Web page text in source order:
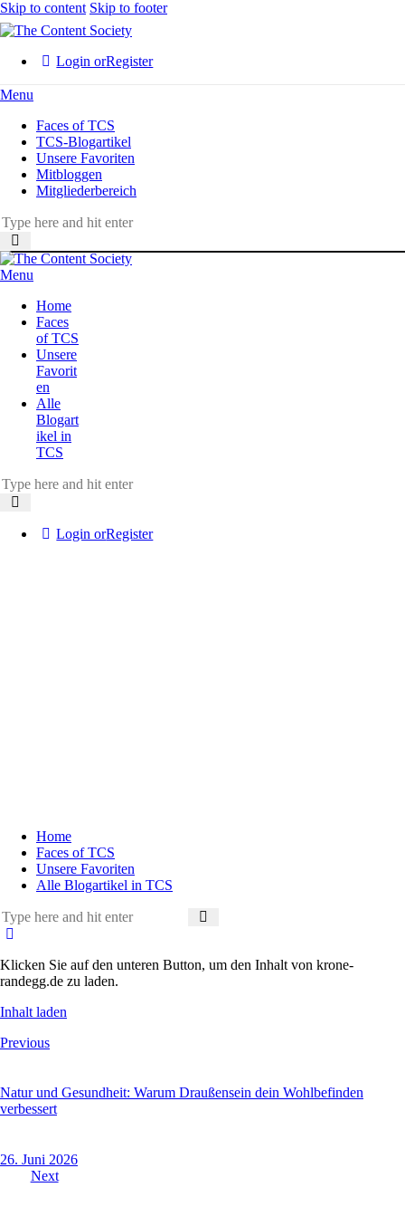
Skip to content Skip to footer
Login orRegister
Menu
Faces of TCS
TCS-Blogartikel
Unsere Favoriten
Mitbloggen
Mitgliederbereich
Menu
Home
Faces
of TCS
Unsere
Favorit
en
Alle
Blogart
ikel in
TCS
Login orRegister
Home
Faces of TCS
Unsere Favoriten
Alle Blogartikel in TCS
Klicken Sie auf den unteren Button, um den Inhalt von krone-
randegg.de zu laden.
Inhalt laden
Beitragsnavigation
Previous
Natur und Gesundheit: Warum Draußensein dein Wohlbefinden
verbessert
26. Juni 2026
Next